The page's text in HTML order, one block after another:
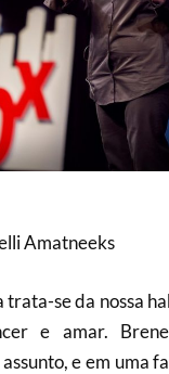
Amatneeks
trata-se da nossa
e amar.
e em uma